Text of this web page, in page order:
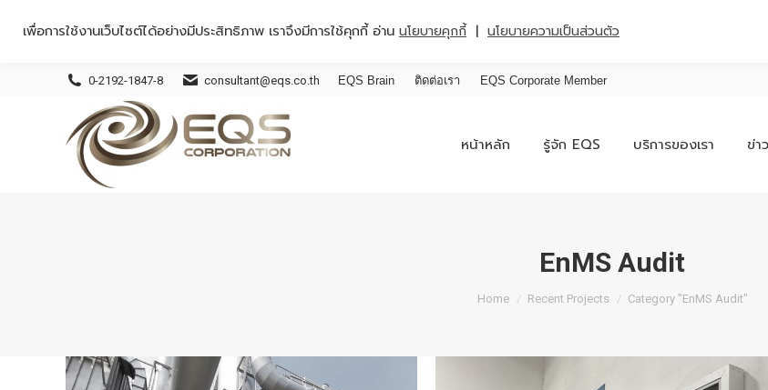
0-2192-1847-8 consultant@eqs.co.th EQS Brain ติดต่อเรา EQS Corporate Member
หน้าหลัก รู้จัก EQS บริการของเรา ข่า
EnMS Audit
You are here:
Home Recent Projects Category "EnMS Audit"
เพื่อการใช้งานเว็บไซต์ได้อย่างมีประสิทธิภาพ เราจึงมีการใช้คุกกี้ อ่าน นโยบายคุกกี้ | นโยบายความเป็นส่วนตัว